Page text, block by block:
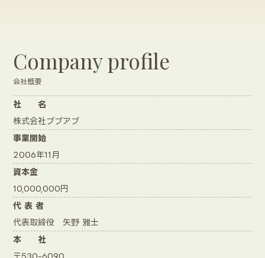
Company profile
会社概要
社 名
株式会社ブブアブ
事業開始
2006年11月
資本金
10,000,000円
代 表 者
代表取締役 矢野 雅士
本 社
〒530-6090